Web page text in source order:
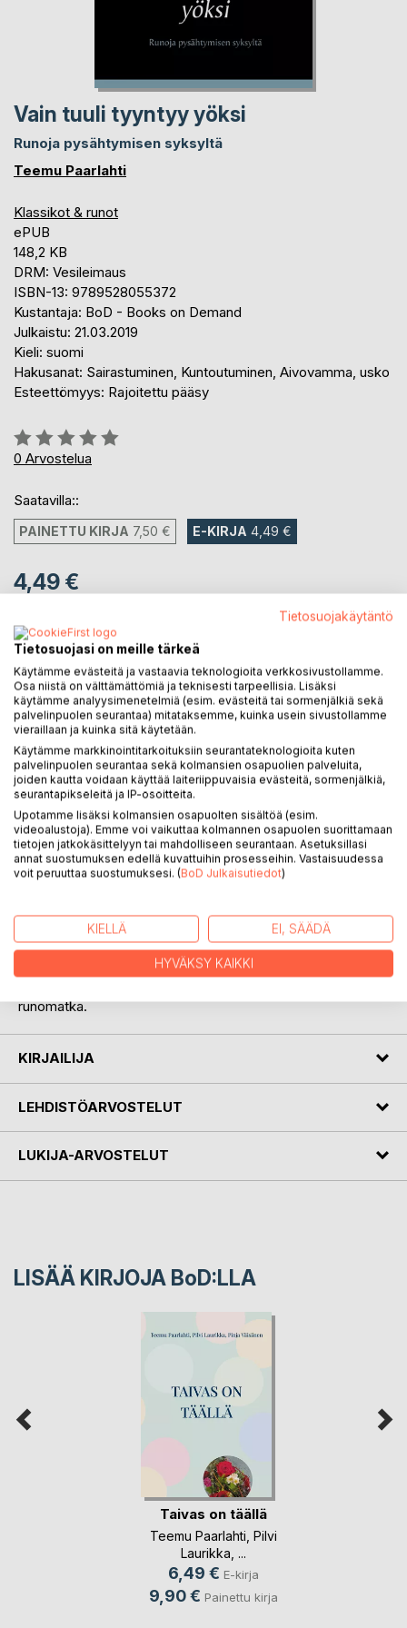
Vain tuuli tyyntyy yöksi
Runoja pysähtymisen syksyltä
Teemu Paarlahti
Klassikot & runot
ePUB
148,2 KB
DRM: Vesileimaus
ISBN-13: 9789528055372
Kustantaja: BoD - Books on Demand
Julkaistu: 21.03.2019
Kieli: suomi
Hakusanat: Sairastuminen, Kuntoutuminen, Aivovamma, usko
Esteettömyys: Rajoitettu pääsy
Arvostelu::
0%
0 Arvostelua
Saatavilla::
PAINETTU KIRJA 7,50 € E-KIRJA 4,49 €
4,49 €
Heti ladattavissa
LISÄÄ OSTOSKORIIN
Lisää muistilistalle
Arvostele tuote
Kausikortti pääkatsomoon.
Satumaapojan syksy: maaginen ympäriajo noin sadassa
runomatka.
KIRJAILIJA
LEHDISTÖARVOSTELUT
LUKIJA-ARVOSTELUT
LISÄÄ KIRJOJA BoD:LLA
Taivas on täällä
Teemu Paarlahti Pilvi
Laurikka , ...
6,49 € E-kirja
9,90 € Painettu kirja
Tietosuojakäytäntö
Tietosuojasi on meille tärkeä
Käytämme evästeitä ja vastaavia teknologioita verkkosivustollamme.
Osa niistä on välttämättömiä ja teknisesti tarpeellisia. Lisäksi
käytämme analyysimenetelmiä (esim. evästeitä tai sormenjälkiä sekä
palvelinpuolen seurantaa) mitataksemme, kuinka usein sivustollamme
vieraillaan ja kuinka sitä käytetään.
Käytämme markkinointitarkoituksiin seurantateknologioita kuten
palvelinpuolen seurantaa sekä kolmansien osapuolien palveluita,
joiden kautta voidaan käyttää laiteriippuvaisia evästeitä, sormenjälkiä,
seurantapikseleitä ja IP-osoitteita.
Upotamme lisäksi kolmansien osapuolten sisältöä (esim.
videoalustoja). Emme voi vaikuttaa kolmannen osapuolen suorittamaan
tietojen jatkokäsittelyyn tai mahdolliseen seurantaan. Asetuksillasi
annat suostumuksen edellä kuvattuihin prosesseihin. Vastaisuudessa
voit peruuttaa suostumuksesi. (BoD Julkaisutiedot)
KIELLÄ EI, SÄÄDÄ
HYVÄKSY KAIKKI